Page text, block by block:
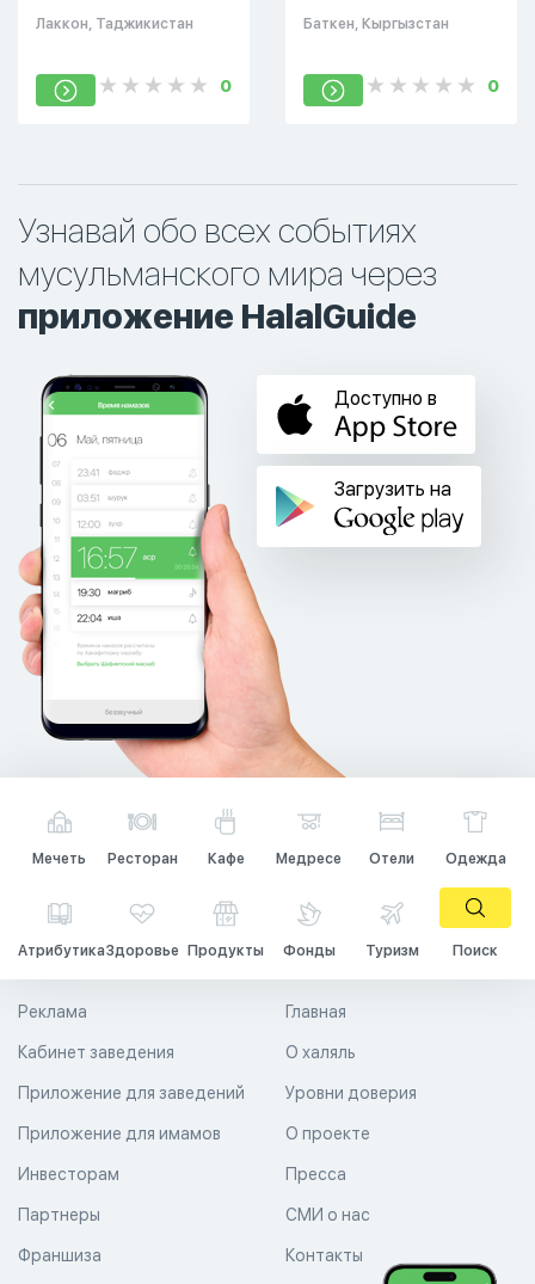
Лаккон, Таджикистан
0
Баткен, Кыргызстан
0
Узнавай обо всех событиях
мусульманского мира через
приложение HalalGuide
Доступно в
Загрузить на
Мечеть Ресторан Кафе Медресе Отели Одежда
АтрибутикаЗдоровье Продукты Фонды Туризм Поиск
Главная
О халяль
Уровни доверия
Реклама
Кабинет заведения
Приложение для заведений
Приложение для имамов О проекте
Пресса
СМИ о нас
Контакты
Инвесторам
Партнеры
Франшиза